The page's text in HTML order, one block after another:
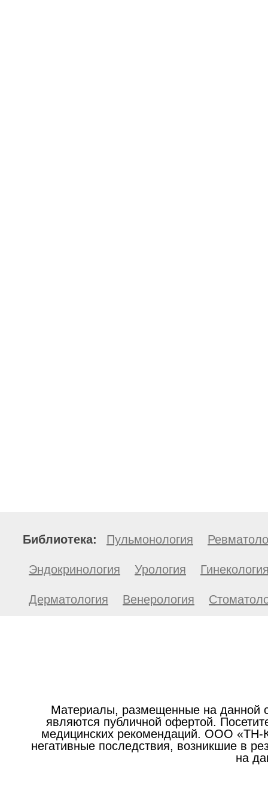
Библиотека: Пульмонология
Эндокринология Урология
Дерматология Венерология
Материалы, размещенные на данной
являются публичной офертой.
медицинских рекомендаций. ООО «ТН-
негативные последствия, возникшие в
на